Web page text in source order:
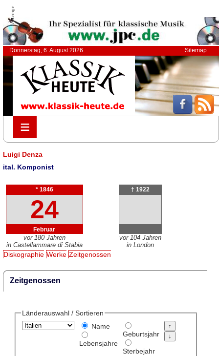
Anzeige
Donnerstag, 6. August 2026 Sitemap
≡
≡
Luigi Denza
ital. Komponist
* 1846
24
Februar
vor 180 Jahren
in Castellammare di Stabia
† 1922
vor 104 Jahren
in London
Diskographie Werke Zeitgenossen
Zeitgenossen
Länderauswahl / Sortieren
Name
Lebensjahre
Geburtsjahr
Sterbejahr